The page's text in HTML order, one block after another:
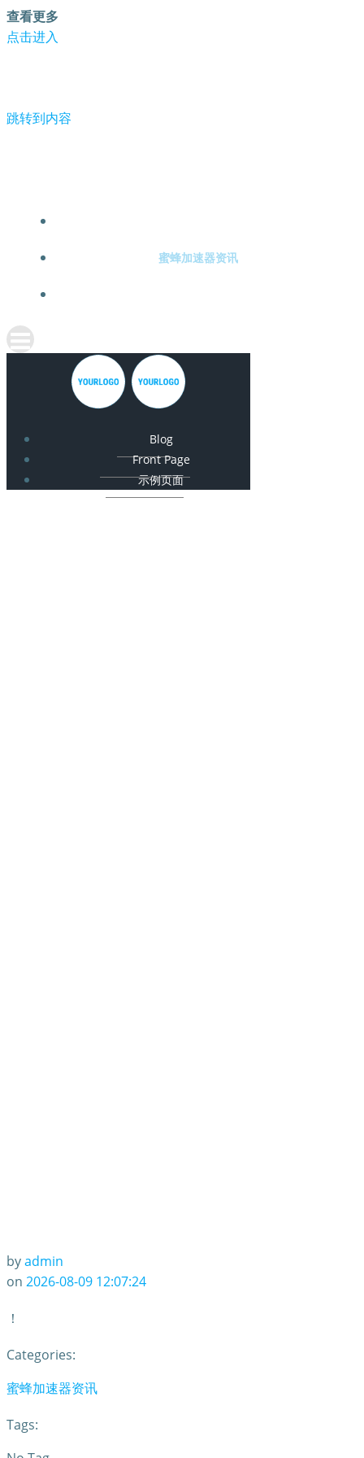
查看更多
点击进入
跳转到内容
蜜蜂加速器资讯
Blog
Front Page
示例页面
byadmin
on 2026-08-09 12:07:24
！
Categories:
蜜蜂加速器资讯
Tags: